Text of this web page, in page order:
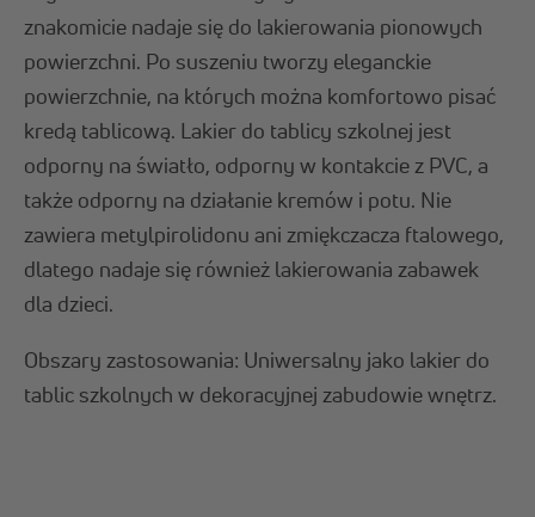
znakomicie nadaje się do lakierowania pionowych
powierzchni. Po suszeniu tworzy eleganckie
powierzchnie, na których można komfortowo pisać
kredą tablicową. Lakier do tablicy szkolnej jest
odporny na światło, odporny w kontakcie z PVC, a
także odporny na działanie kremów i potu. Nie
zawiera metylpirolidonu ani zmiękczacza ftalowego,
dlatego nadaje się również lakierowania zabawek
dla dzieci.
Obszary zastosowania: Uniwersalny jako lakier do
tablic szkolnych w dekoracyjnej zabudowie wnętrz.